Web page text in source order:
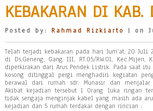
KEBAKARAN DI KAB.
Posted by: Rahmad Rizkiarto | on
Telah terjadi kebakaran pada hari Jum’at, 20 Juli
di Ds.Geneng, Gang III, RT.05/RW.01, Kec.Mijen,
diperkirakan dari Arus Pendek Listrik. Pada saat
kosong ditinggal pergi menghadiri kegiatan
berawal dari rumah sdr. Munasir dan
Akibat kejadian tersebut 1 Orang luka ringan
tidak sengaja menginjak kabel yang masih ada
kejadian dan 5 rumah terdakar dengan rincian :